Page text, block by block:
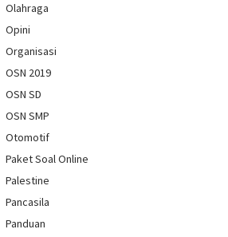
Olahraga
Opini
Organisasi
OSN 2019
OSN SD
OSN SMP
Otomotif
Paket Soal Online
Palestine
Pancasila
Panduan